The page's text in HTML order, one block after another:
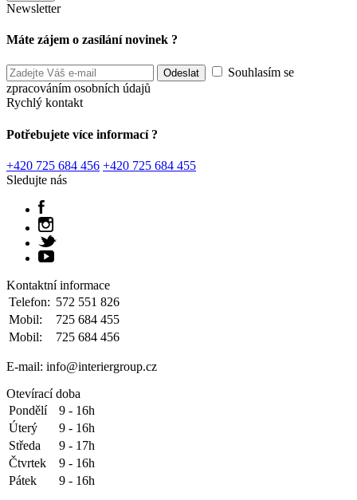
Newsletter
Máte zájem o zasílání novinek ?
Souhlasím se
zpracováním osobních údajů
Rychlý kontakt
Potřebujete více informací ?
+420 725 684 456 +420 725 684 455
Sledujte nás
Kontaktní informace
Telefon: 572 551 826
Mobil:
725 684 455
Mobil:
725 684 456
E-mail: info@interiergroup.cz
Otevírací doba
Pondělí
9 - 16h
Úterý
9 - 16h
Středa
9 - 17h
Čtvrtek
9 - 16h
Pátek
9 - 16h